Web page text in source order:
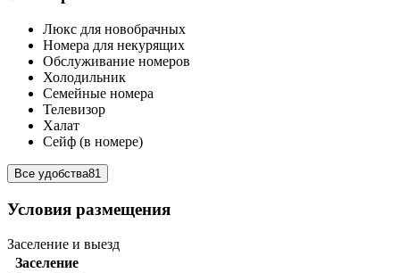
Люкс для новобрачных
Номера для некурящих
Обслуживание номеров
Холодильник
Семейные номера
Телевизор
Халат
Сейф (в номере)
Все удобства81
Условия размещения
Заселение и выезд
Заселение